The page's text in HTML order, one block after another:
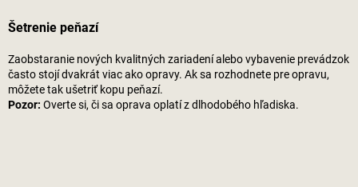
Šetrenie peňazí
Zaobstaranie nových kvalitných zariadení alebo vybavenie prevádzok
často stojí dvakrát viac ako opravy. Ak sa rozhodnete pre opravu,
môžete tak ušetriť kopu peňazí.
Pozor: Overte si, či sa oprava oplatí z dlhodobého hľadiska.